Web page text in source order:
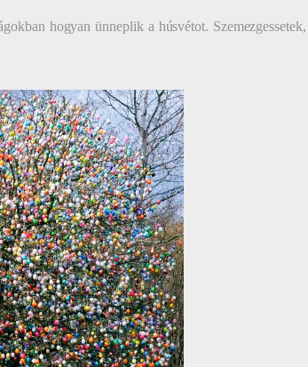
hogyan ünneplik a húsvétot.